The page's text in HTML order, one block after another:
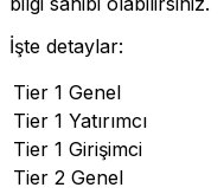
İşte detaylar:
Tier 1 Genel
Tier 1 Yatırımcı
Tier 1 Girişimci
Tier 2 Genel